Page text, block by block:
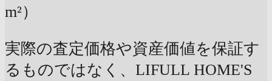
m²）
実際の査定価格や資産価値を保証す
るものではなく、LIFULL HOME'S